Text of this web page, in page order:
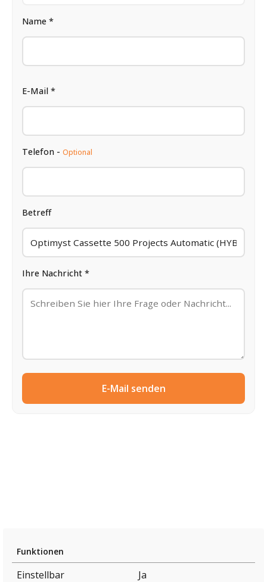
Name *
E-Mail *
Telefon - Optional
Betreff
Ihre Nachricht *
E-Mail senden
Funktionen
Einstellbar
Ja